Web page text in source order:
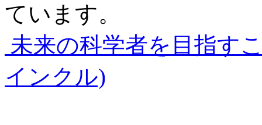
ています。
未来の科学者を目指す
インクル)